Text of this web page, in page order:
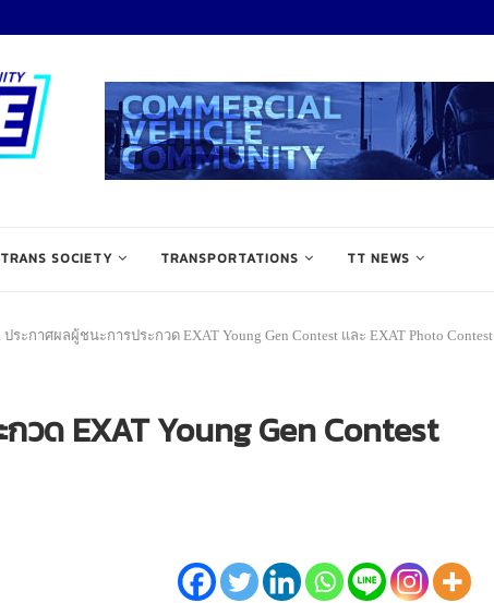
TRANS SOCIETY TRANSPORTATIONS TT NEWS
ระกาศผลผู้ชนะการประกวด EXAT Young Gen Contest และ EXAT Photo Contest
วด EXAT Young Gen Contest